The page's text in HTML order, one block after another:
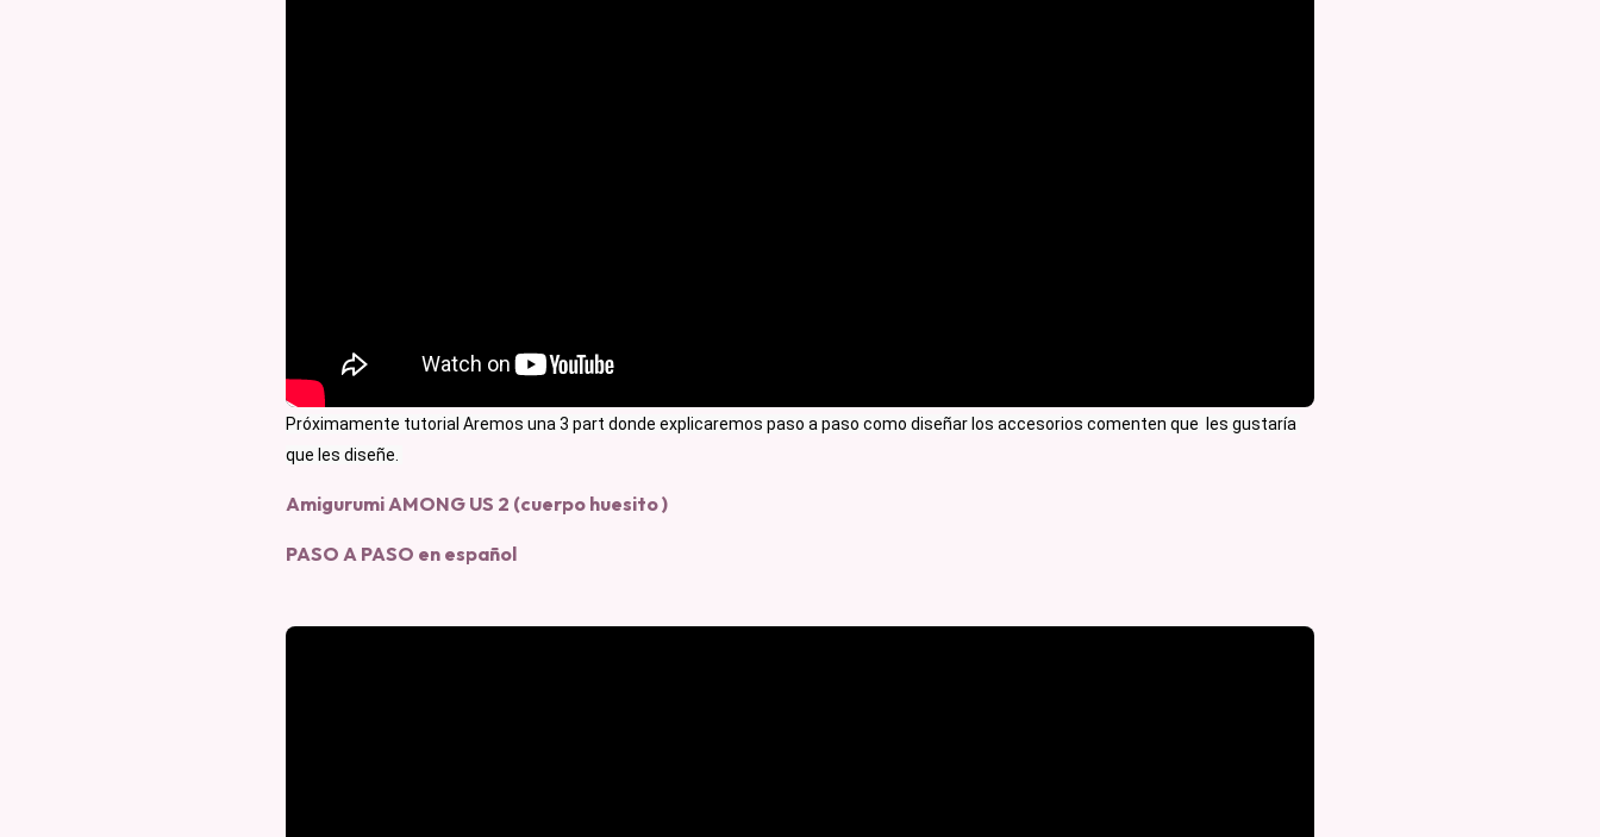
Próximamente tutorial Aremos una 3 part donde explicaremos paso a paso como diseñar los accesorios comenten que  les gustaría
que les diseñe.
Amigurumi AMONG US 2 (cuerpo huesito )
PASO A PASO en español